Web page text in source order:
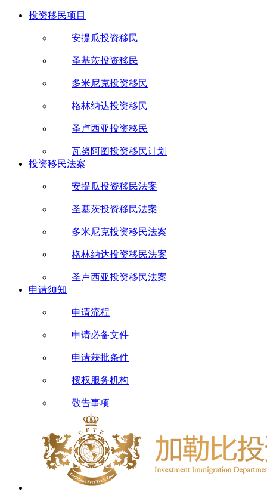
投资移民项目
安提瓜投资移民
圣基茨投资移民
多米尼克投资移民
格林纳达投资移民
圣卢西亚投资移民
瓦努阿图投资移民计划
投资移民法案
安提瓜投资移民法案
圣基茨投资移民法案
多米尼克投资移民法案
格林纳达投资移民法案
圣卢西亚投资移民法案
申请须知
申请流程
申请必备文件
申请获批条件
授权服务机构
敬告事项